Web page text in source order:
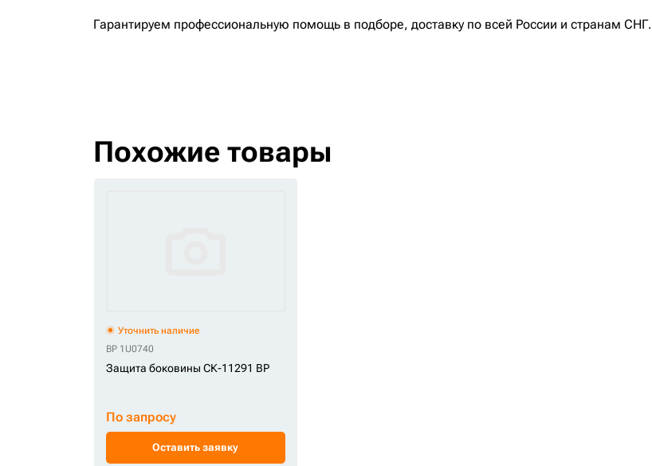
Гарантируем профессиональную помощь в подборе, доставку по всей России и странам СНГ.
Похожие товары
Уточнить наличие
BP 1U0740
Защита боковины СК-11291 BP
По запросу
Оставить заявку